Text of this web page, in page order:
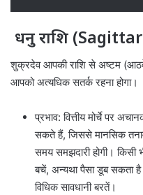
धनु राशि
शुक्रदेव आपकी राशि से अष्टम
आपको अत्यधिक सतर्क रहना होगा।
प्रभाव: वित्तीय मोर्चे पर
सकते हैं, जिससे मानसिक
समय समझदारी होगी।
बचें, अन्यथा पैसा डूब सकता
विधिक सावधानी बरतें।